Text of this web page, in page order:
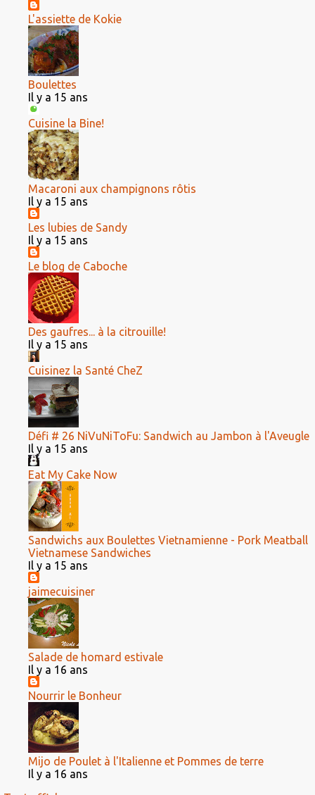
L'assiette de Kokie
Boulettes
Il y a 15 ans
Cuisine la Bine!
Macaroni aux champignons rôtis
Il y a 15 ans
Les lubies de Sandy
Il y a 15 ans
Le blog de Caboche
Des gaufres... à la citrouille!
Il y a 15 ans
Cuisinez la Santé CheZ
Défi # 26 NiVuNiToFu: Sandwich au Jambon à l'Aveugle
Il y a 15 ans
Eat My Cake Now
Sandwichs aux Boulettes Vietnamienne - Pork Meatball
Vietnamese Sandwiches
Il y a 15 ans
jaimecuisiner
Salade de homard estivale
Il y a 16 ans
Nourrir le Bonheur
Mijo de Poulet à l'Italienne et Pommes de terre
Il y a 16 ans